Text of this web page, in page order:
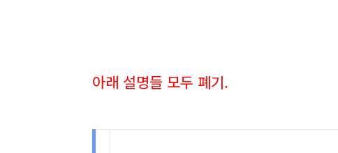
아래 설명들 모두 폐기.